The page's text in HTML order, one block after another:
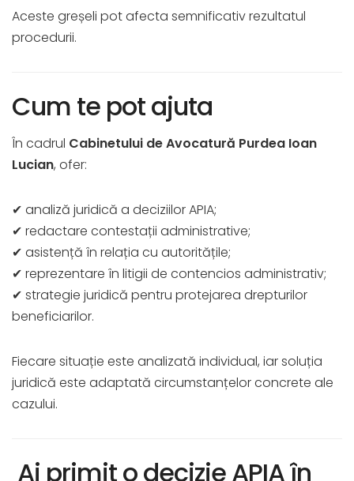
Aceste greșeli pot afecta semnificativ rezultatul
procedurii.
Cum te pot ajuta
În cadrul Cabinetului de Avocatură Purdea Ioan
Lucian, ofer:
✔ analiză juridică a deciziilor APIA;
✔ redactare contestații administrative;
✔ asistență în relația cu autoritățile;
✔ reprezentare în litigii de contencios administrativ;
✔ strategie juridică pentru protejarea drepturilor
beneficiarilor.
Fiecare situație este analizată individual, iar soluția
juridică este adaptată circumstanțelor concrete ale
cazului.
Ai primit o decizie APIA în